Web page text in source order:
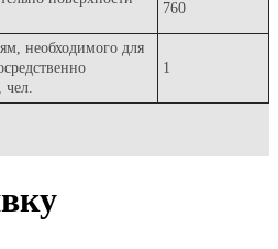
поверхности
необходимого для
чел.